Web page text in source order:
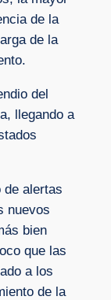
de la
de la
del
llegando a
de alertas
nuevos
bien
que las
a los
de la